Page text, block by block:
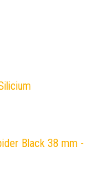
Black 38 mm -